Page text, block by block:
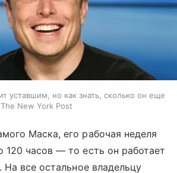
уставшим, но как знать, сколько он еще
New York Post
Маска, его рабочая неделя
120 часов — то есть он работает
На все остальное владельцу